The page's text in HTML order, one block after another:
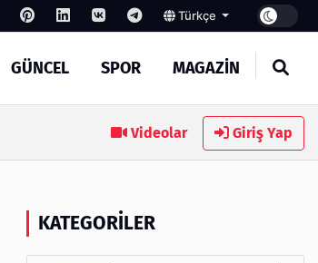
Türkçe
GÜNCEL SPOR MAGAZİN
Dijital Ürün Pasaportu Danışmanlık Firmaları
Videolar Giriş Yap
KATEGORILER